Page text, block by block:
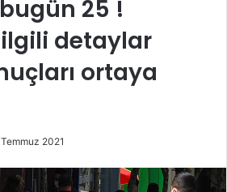
25 !
detaylar
ortaya
2021